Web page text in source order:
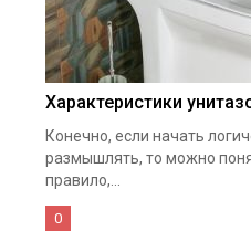
Характеристики
Конечно, если начать
размышлять, то можно
правило,...
0